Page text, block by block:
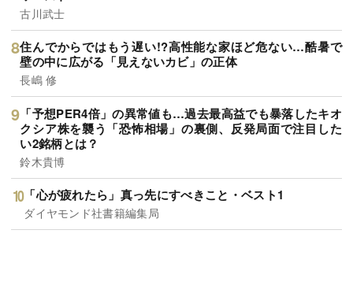
古川武士
住んでからではもう遅い!?高性能な家ほど危ない…酷暑で
壁の中に広がる「見えないカビ」の正体
長嶋 修
「予想PER4倍」の異常値も…過去最高益でも暴落したキオ
クシア株を襲う「恐怖相場」の裏側、反発局面で注目した
い2銘柄とは？
鈴木貴博
「心が疲れたら」真っ先にすべきこと・ベスト1
ダイヤモンド社書籍編集局